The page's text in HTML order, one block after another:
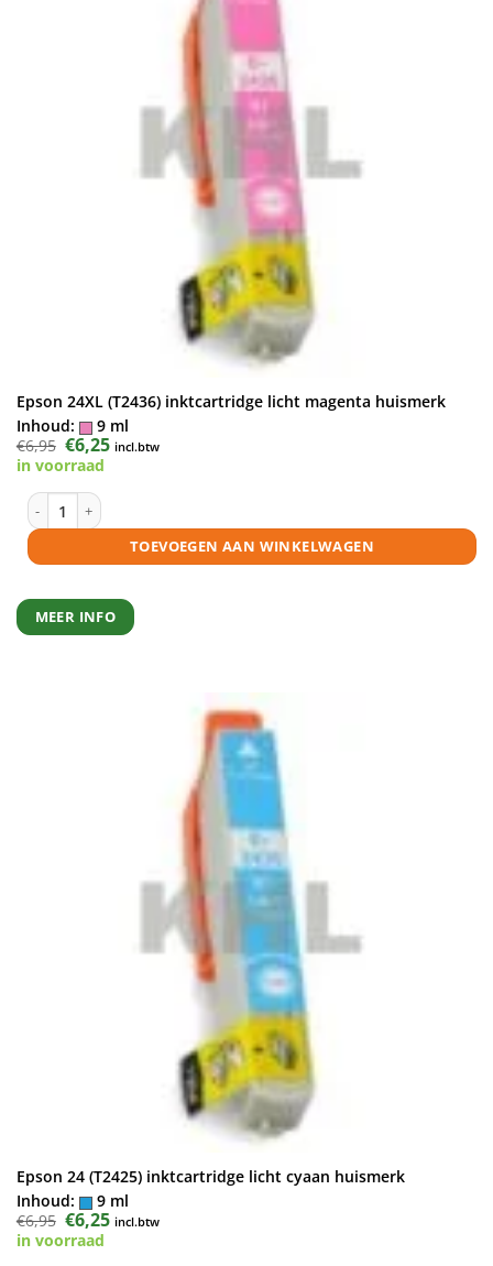
Epson 24XL (T2436) inktcartridge licht magenta huismerk
Inhoud:
9 ml
€6,95 Oorspronkelijke
prijs
was:
€6,25Huidige
prijs
incl.btw
in voorraad
Epson 24XL (T2436) inktcartridge licht magenta huismerk aantal
TOEVOEGEN AAN WINKELWAGEN
MEER INFO
Epson 24 (T2425) inktcartridge licht cyaan huismerk
Inhoud:
9 ml
€6,95 Oorspronkelijke
prijs
was:
€6,25Huidige
prijs
incl.btw
in voorraad